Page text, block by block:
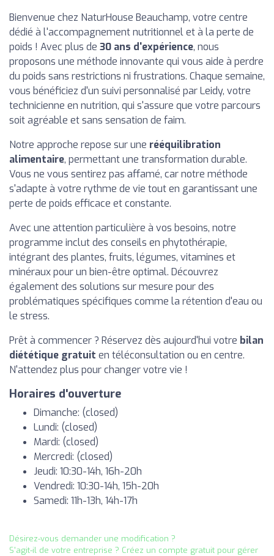
Bienvenue chez NaturHouse Beauchamp, votre centre
dédié à l'accompagnement nutritionnel et à la perte de
poids ! Avec plus de 30 ans d'expérience, nous
proposons une méthode innovante qui vous aide à perdre
du poids sans restrictions ni frustrations. Chaque semaine,
vous bénéficiez d'un suivi personnalisé par Leidy, votre
technicienne en nutrition, qui s'assure que votre parcours
soit agréable et sans sensation de faim.
Notre approche repose sur une rééquilibration
alimentaire, permettant une transformation durable.
Vous ne vous sentirez pas affamé, car notre méthode
s'adapte à votre rythme de vie tout en garantissant une
perte de poids efficace et constante.
Avec une attention particulière à vos besoins, notre
programme inclut des conseils en phytothérapie,
intégrant des plantes, fruits, légumes, vitamines et
minéraux pour un bien-être optimal. Découvrez
également des solutions sur mesure pour des
problématiques spécifiques comme la rétention d'eau ou
le stress.
Prêt à commencer ? Réservez dès aujourd'hui votre bilan
diététique gratuit en téléconsultation ou en centre.
N'attendez plus pour changer votre vie !
Horaires d'ouverture
Dimanche: (closed)
Lundi: (closed)
Mardi: (closed)
Mercredi: (closed)
Jeudi: 10:30-14h, 16h-20h
Vendredi: 10:30-14h, 15h-20h
Samedi: 11h-13h, 14h-17h
Désirez-vous demander une modification ?
S'agit-il de votre entreprise ? Créez un compte gratuit pour gérer